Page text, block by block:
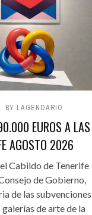
BY LAGENDARIO
EUROS A LAS
AGOSTO 2026
Cabildo de Tenerife
de Gobierno,
de las subvenciones
de arte de la